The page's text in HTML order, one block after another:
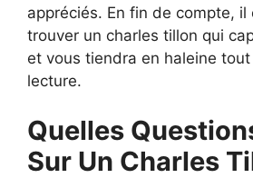
appréciés. En fin de compte,
trouver un charles tillon qui
et vous tiendra en haleine
lecture.
Quelles
Sur Un Charles